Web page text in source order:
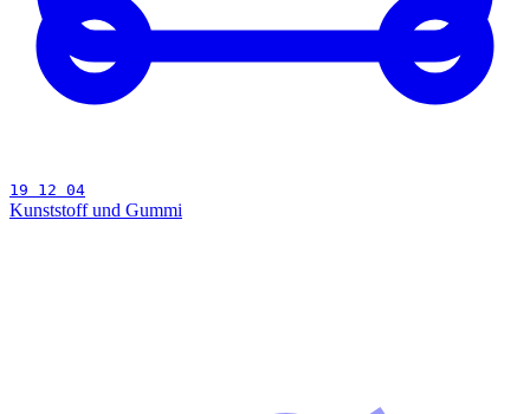
19 12 04
Kunststoff und Gummi